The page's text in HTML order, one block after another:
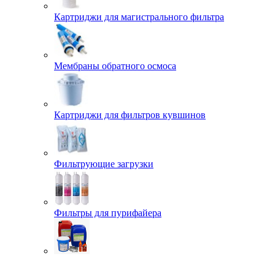
Картриджи для магистрального фильтра
Мембраны обратного осмоса
Картриджи для фильтров кувшинов
Фильтрующие загрузки
Фильтры для пурифайера